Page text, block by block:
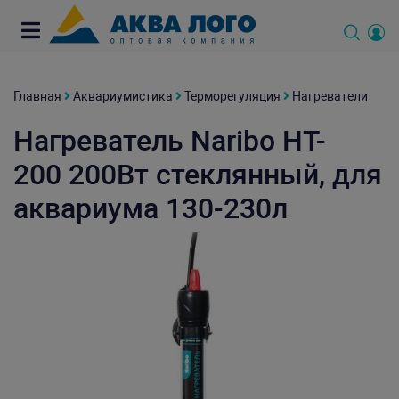
Главная Аквариумистика Терморегуляция Нагреватели
Нагреватель Naribo HT-
200 200Вт стеклянный, для
аквариума 130-230л